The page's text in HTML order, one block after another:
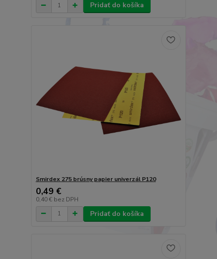
Pridať do košíka
Smirdex 275 brúsny papier univerzál P120
0,49 €
0,40 € bez DPH
Pridať do košíka